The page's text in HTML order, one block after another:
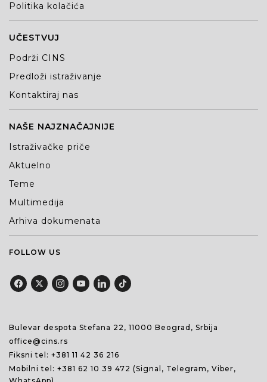
Politika kolačića
UČESTVUJ
Podrži CINS
Predloži istraživanje
Kontaktiraj nas
NAŠE NAJZNAČAJNIJE
Istraživačke priče
Aktuelno
Teme
Multimedija
Arhiva dokumenata
FOLLOW US
Bulevar despota Stefana 22, 11000 Beograd, Srbija
office@cins.rs
Fiksni tel: +381 11 42 36 216
Mobilni tel: +381 62 10 39 472 (Signal, Telegram, Viber,